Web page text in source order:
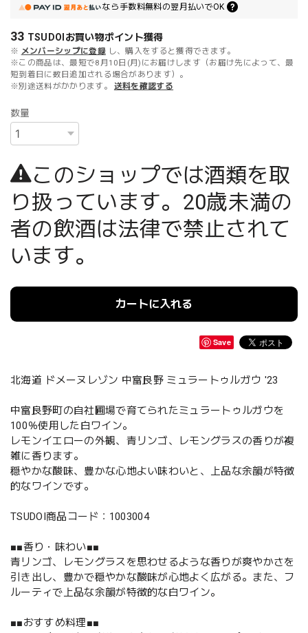
なら 手数料無料の翌月払いでOK
33 TSUDOIお買い物ポイント獲得
※ メンバーシップに登録 し、購入をすると獲得できます。
※この商品は、最短で8月10日(月)にお届けします（お届け先によって、最
短到着日に数日追加される場合があります）。
※別途送料がかかります。
送料を確認する
数量
このショップでは酒類を取
り扱っています。20歳未満の
者の飲酒は法律で禁止されて
います。
カートに入れる
Save
北海道 ドメーヌレゾン 中富良野 ミュラートゥルガウ '23
中富良野町の自社圃場で育てられたミュラートゥルガウを
100％使用した白ワイン。
レモンイエローの外観、青リンゴ、レモングラスの香りが複
雑に香ります。
穏やかな酸味、豊かな心地よい味わいと、上品な余韻が特徴
的なワインです。
TSUDOI商品コード：1003004
■■香り・味わい■■
青リンゴ、レモングラスを思わせるような香りが爽やかさを
引き出し、豊かで穏やかな酸味が心地よく広がる。また、フ
ルーティで上品な余韻が特徴的な白ワイン。
■■おすすめ料理■■